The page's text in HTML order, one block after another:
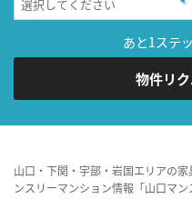
あと1ステ
物件リ
山口・下関・宇部・岩国エリアの
ンスリーマンション情報「山口マ